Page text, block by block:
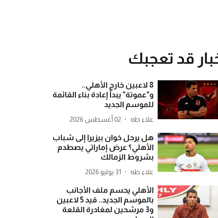
قد تعجبك
8 لاعبين خارج الأهلي..
و"عموتة" يبدأ إعادة بناء القائمة
للموسم الجديد
علاء طه 02 أغسطس 2026
هل يرحل خوان بيزيرا إلى شباب
الأهلي؟ عرض إماراتي يصطدم
بشروط الزمالك
علاء طه 31 يوليو 2026
الأهلي يحسم ملف الأجانب
بالموسم الجديد.. قيد 5 لاعبين
و3 مرشحين لمغادرة القلعة